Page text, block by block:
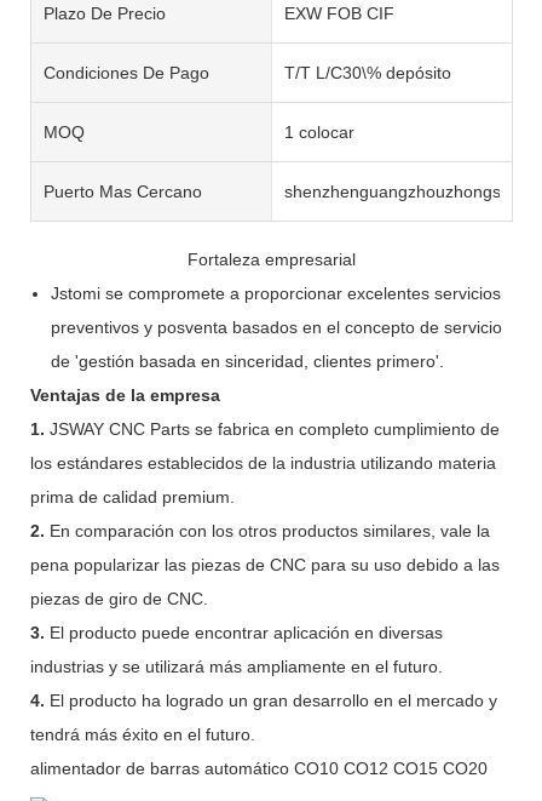
Plazo De Precio EXW FOB CIF
Condiciones De Pago T/T L/C30\% depósito
MOQ 1 colocar
Puerto Mas Cercano shenzhenguangzhouzhongshan
Fortaleza empresarial
Jstomi se compromete a proporcionar excelentes servicios
preventivos y posventa basados ​​en el concepto de servicio
de 'gestión basada en sinceridad, clientes primero'.
Ventajas de la empresa
1. JSWAY CNC Parts se fabrica en completo cumplimiento de
los estándares establecidos de la industria utilizando materia
prima de calidad premium.
2. En comparación con los otros productos similares, vale la
pena popularizar las piezas de CNC para su uso debido a las
piezas de giro de CNC.
3. El producto puede encontrar aplicación en diversas
industrias y se utilizará más ampliamente en el futuro.
4. El producto ha logrado un gran desarrollo en el mercado y
tendrá más éxito en el futuro.
alimentador de barras automático CO10 CO12 CO15 CO20